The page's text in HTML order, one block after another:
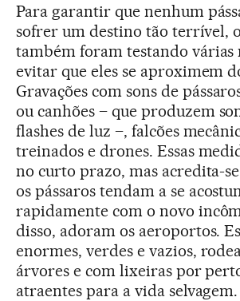
Para garantir que nenhum
sofrer um destino tão terrível,
também foram testando várias
evitar que eles se aproximem
Gravações com sons de
ou canhões – que produzem
flashes de luz –, falcões
treinados e drones. Essas
no curto prazo, mas acredita-
os pássaros tendam a se
rapidamente com o novo
disso, adoram os aeroportos.
enormes, verdes e vazios,
árvores e com lixeiras por
atraentes para a vida selvagem.